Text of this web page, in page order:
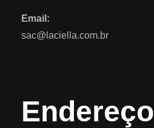
Email:
sac@laciella.com.br
Endereço